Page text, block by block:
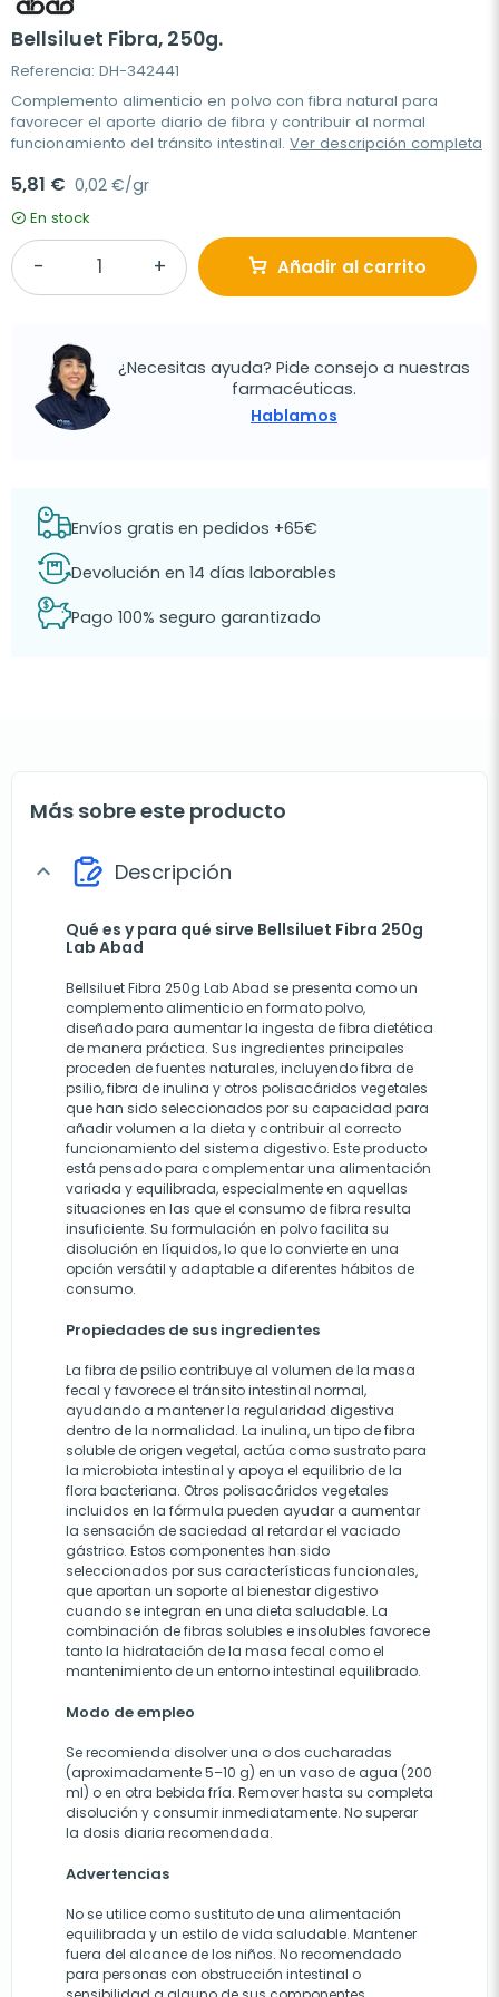
Bellsiluet Fibra, 250g.
Referencia: DH-342441
Complemento alimenticio en polvo con fibra natural para
favorecer el aporte diario de fibra y contribuir al normal
funcionamiento del tránsito intestinal. Ver descripción completa
5,81 € 0,02 €/gr
En stock
Añadir al carrito
¿Necesitas ayuda? Pide consejo a nuestras
farmacéuticas.
Hablamos
Envíos gratis en pedidos +65€
Devolución en 14 días laborables
Pago 100% seguro garantizado
Más sobre este producto
expand_more Descripción
Qué es y para qué sirve Bellsiluet Fibra 250g
Lab Abad
Bellsiluet Fibra 250g Lab Abad se presenta como un
complemento alimenticio en formato polvo,
diseñado para aumentar la ingesta de fibra dietética
de manera práctica. Sus ingredientes principales
proceden de fuentes naturales, incluyendo fibra de
psilio, fibra de inulina y otros polisacáridos vegetales
que han sido seleccionados por su capacidad para
añadir volumen a la dieta y contribuir al correcto
funcionamiento del sistema digestivo. Este producto
está pensado para complementar una alimentación
variada y equilibrada, especialmente en aquellas
situaciones en las que el consumo de fibra resulta
insuficiente. Su formulación en polvo facilita su
disolución en líquidos, lo que lo convierte en una
opción versátil y adaptable a diferentes hábitos de
consumo.
Propiedades de sus ingredientes
La fibra de psilio contribuye al volumen de la masa
fecal y favorece el tránsito intestinal normal,
ayudando a mantener la regularidad digestiva
dentro de la normalidad. La inulina, un tipo de fibra
soluble de origen vegetal, actúa como sustrato para
la microbiota intestinal y apoya el equilibrio de la
flora bacteriana. Otros polisacáridos vegetales
incluidos en la fórmula pueden ayudar a aumentar
la sensación de saciedad al retardar el vaciado
gástrico. Estos componentes han sido
seleccionados por sus características funcionales,
que aportan un soporte al bienestar digestivo
cuando se integran en una dieta saludable. La
combinación de fibras solubles e insolubles favorece
tanto la hidratación de la masa fecal como el
mantenimiento de un entorno intestinal equilibrado.
Modo de empleo
Se recomienda disolver una o dos cucharadas
(aproximadamente 5–10 g) en un vaso de agua (200
ml) o en otra bebida fría. Remover hasta su completa
disolución y consumir inmediatamente. No superar
la dosis diaria recomendada.
Advertencias
No se utilice como sustituto de una alimentación
equilibrada y un estilo de vida saludable. Mantener
fuera del alcance de los niños. No recomendado
para personas con obstrucción intestinal o